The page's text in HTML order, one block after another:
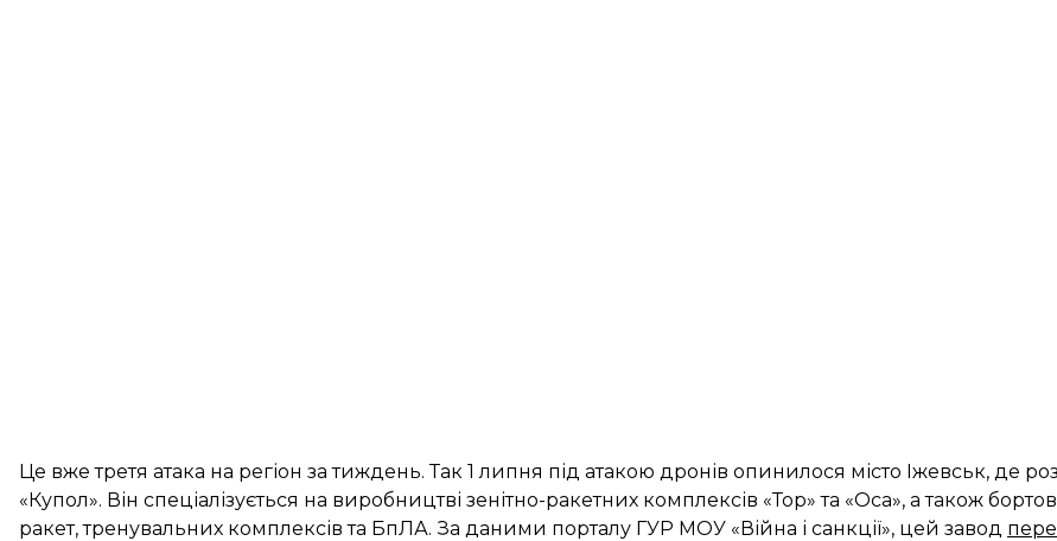
Це вже третя атака на регіон за тиждень. Так 1 липня під атакою дронів опинилося місто Іжевськ, де
«Купол». Він спеціалізується на виробництві зенітно-ракетних комплексів «Тор» та «Оса», а також
ракет, тренувальних комплексів та БпЛА. За даними порталу ГУР МОУ «Війна і санкції», цей завод